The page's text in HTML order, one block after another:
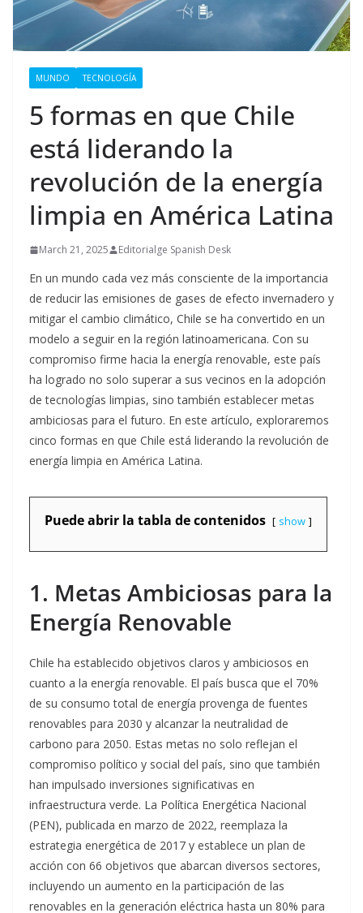
MUNDO TECNOLOGÍA
5 formas en que Chile
está liderando la
revolución de la energía
limpia en América Latina
March 21, 2025 Editorialge Spanish Desk
En un mundo cada vez más consciente de la importancia
de reducir las emisiones de gases de efecto invernadero y
mitigar el cambio climático, Chile se ha convertido en un
modelo a seguir en la región latinoamericana. Con su
compromiso firme hacia la energía renovable, este país
ha logrado no solo superar a sus vecinos en la adopción
de tecnologías limpias, sino también establecer metas
ambiciosas para el futuro. En este artículo, exploraremos
cinco formas en que Chile está liderando la revolución de
energía limpia en América Latina.
Puede abrir la tabla de contenidos show
1. Metas Ambiciosas para la
Energía Renovable
Chile ha establecido objetivos claros y ambiciosos en
cuanto a la energía renovable. El país busca que el 70%
de su consumo total de energía provenga de fuentes
renovables para 2030 y alcanzar la neutralidad de
carbono para 2050. Estas metas no solo reflejan el
compromiso político y social del país, sino que también
han impulsado inversiones significativas en
infraestructura verde. La Política Energética Nacional
(PEN), publicada en marzo de 2022, reemplaza la
estrategia energética de 2017 y establece un plan de
acción con 66 objetivos que abarcan diversos sectores,
incluyendo un aumento en la participación de las
renovables en la generación eléctrica hasta un 80% para